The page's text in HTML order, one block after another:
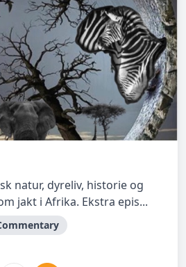
natur, dyreliv, historie og
jakt i Afrika. Ekstra epis...